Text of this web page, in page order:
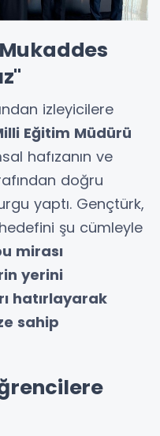
izleyicilere
Eğitim Müdürü
hafızanın ve
doğru
yaptı. Gençtürk,
şu cümleyle
mirası
yerini
hatırlayarak
sahip